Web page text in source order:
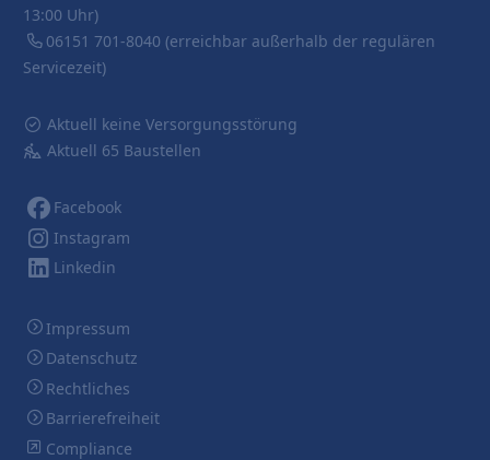
13:00 Uhr)
06151 701-8040 (erreichbar außerhalb der regulären
Servicezeit)
Aktuell keine Versorgungsstörung
Aktuell 65 Baustellen
Facebook
Instagram
Linkedin
Impressum
Datenschutz
Rechtliches
Barrierefreiheit
Compliance